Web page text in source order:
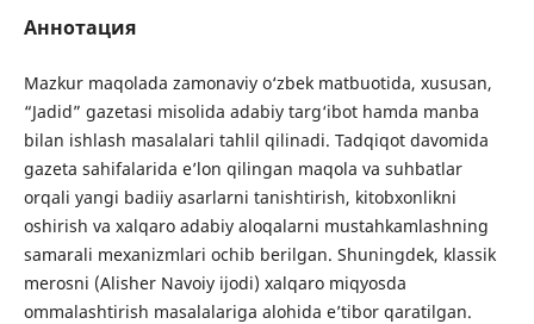
Аннотация
Mazkur maqolada zamonaviy o‘zbek matbuotida, xususan,
“Jadid” gazetasi misolida adabiy targ‘ibot hamda manba
bilan ishlash masalalari tahlil qilinadi. Tadqiqot davomida
gazeta sahifalarida e’lon qilingan maqola va suhbatlar
orqali yangi badiiy asarlarni tanishtirish, kitobxonlikni
oshirish va xalqaro adabiy aloqalarni mustahkamlashning
samarali mexanizmlari ochib berilgan. Shuningdek, klassik
merosni (Alisher Navoiy ijodi) xalqaro miqyosda
ommalashtirish masalalariga alohida e’tibor qaratilgan.